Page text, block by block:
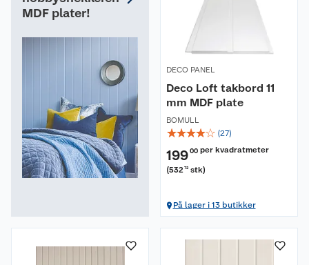
MDF plater!
DECO PANEL
Deco Loft takbord 11
mm MDF plate
BOMULL
☆☆☆☆☆ (27)
19900 per kvadratmeter
(53272 stk)
På lager i 13 butikker